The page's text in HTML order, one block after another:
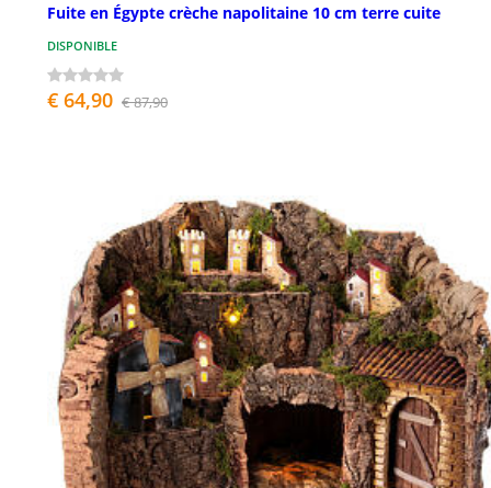
Fuite en Égypte crèche napolitaine 10 cm terre cuite
DISPONIBLE
€ 64,90 € 87,90